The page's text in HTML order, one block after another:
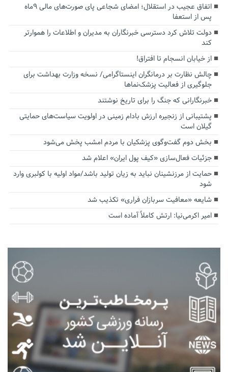
اتفاق عجیب در استقلال؛ امضای شجاعی پای صورت‌های مالی ٩ماه
پس از استعفا
دولت تلاش کرد دسترسی خبرنگاران به مدیران و اطلاعات را هموارتر
کند
از خیابان انسجام تا افتراق!
چالش نظارت بر درمانگران اینستاگرامی/ نسخه وزارت بهداشت برای
جلوگیری از فعالیت پزشک‌نماها
خبرنگارانی که جنگ را برای تاریخ نوشتند
پشتیبانی از زنجیره ارزش بادام زمینی در اولویت سیاست‌های حمایتی
گیلان است
بخش دوم گفت‌وگوی پزشکیان با مردم امشب پخش می‌شود
جزئیات فعال‌سازی «کیف پول ایران» اعلام شد
حمایت از مرزنشینان نباید به زیان تولید باشد/مواد اولیه با کولبری وارد
شود
شایعه «معافیت سربازان فراری» تکذیب شد
امیر اکرمی‌نیا: ارتش کاملاً آماده است